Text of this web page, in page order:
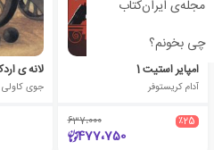
مجله‌ی ایران‌کتاب
چی بخونم؟
امپایر استیت 1
آدام کریستوفر
٪25 637،000
477،750
لانه ی
جوی کاولی